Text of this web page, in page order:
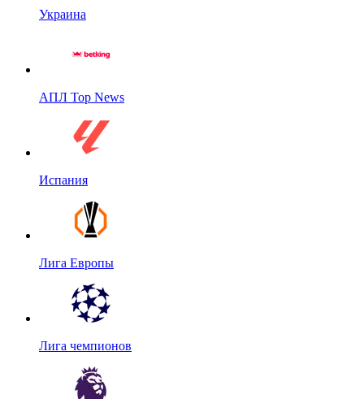
Украина
АПЛ Top News
Испания
Лига Европы
Лига чемпионов